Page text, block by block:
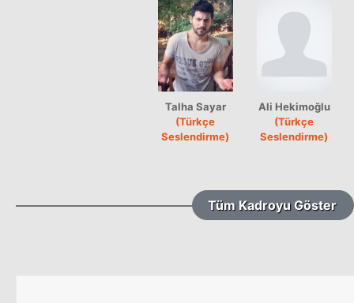
Talha Sayar
(Türkçe
Seslendirme)
Ali Hekimoğlu
(Türkçe
Seslendirme)
Tüm Kadroyu Göster